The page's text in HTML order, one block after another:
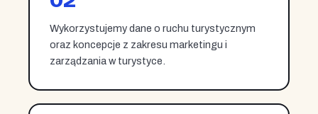
Wykorzystujemy dane o ruchu turystycznym
oraz koncepcje z zakresu marketingu i
zarządzania w turystyce.